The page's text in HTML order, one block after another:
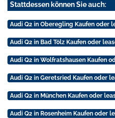
Stattdessen können Sie auch:
Audi Q2 in Oberegling Kaufen oder
Audi Q2 in Bad Tölz Kaufen oder
Audi Q2 in Wolfratshausen Kaufen
Audi Q2 in Geretsried Kaufen oder
Audi Q2 in München Kaufen oder
Audi Q2 in Rosenheim Kaufen oder